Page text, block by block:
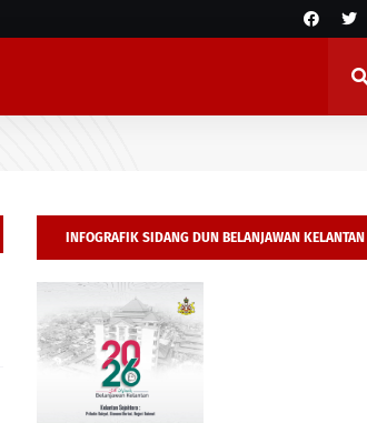
INFOGRAFIK SIDANG DUN BELANJAWAN KELANTAN
2026